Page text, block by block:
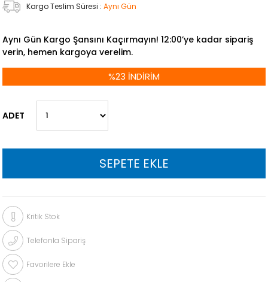
Kargo Teslim Süresi : Aynı Gün
Aynı Gün Kargo Şansını Kaçırmayın! 12:00’ye kadar sipariş
verin, hemen kargoya verelim.
%23 İNDIRIM
ADET
Kritik Stok
Telefonla Sipariş
Favorilere Ekle